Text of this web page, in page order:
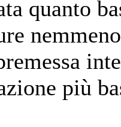
quanto
più